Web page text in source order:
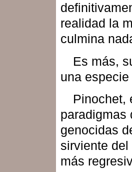
realidad la
culmina
Es más,
una
Pinochet,
paradigmas
genocidas
sirviente
más